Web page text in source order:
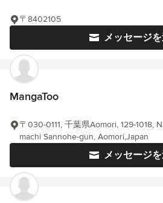
メッセージ
〒8402105
MangaToo
メッセージ
〒030-0111, 千葉県Aomori, 129-1018,
machi Sannohe-gun, Aomori,Japan